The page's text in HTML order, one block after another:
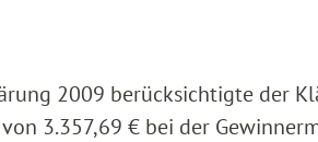
2009 berücksichtigte der
3.357,69 € bei der